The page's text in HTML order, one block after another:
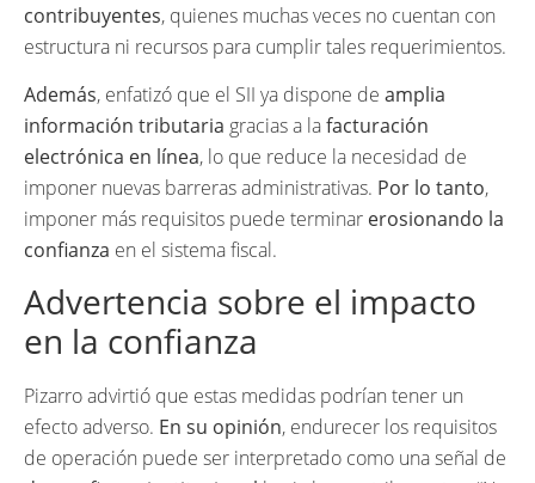
contribuyentes, quienes muchas veces no cuentan con
estructura ni recursos para cumplir tales requerimientos.
Además, enfatizó que el SII ya dispone de amplia
información tributaria gracias a lafacturación
electrónica en línea, lo que reduce la necesidad de
imponer nuevas barreras administrativas. Por lo tanto,
imponer más requisitos puede terminar erosionando la
confianza en el sistema fiscal.
Advertencia sobre el impacto
en la confianza
Pizarro advirtió que estas medidas podrían tener un
efecto adverso. En su opinión, endurecer los requisitos
de operación puede ser interpretado como una señal de